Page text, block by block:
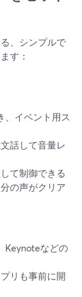
、シンプルで
す：
、イベント用ス
話して音量レ
て制御できる
の声がクリア
Keynoteなどの
リも事前に開